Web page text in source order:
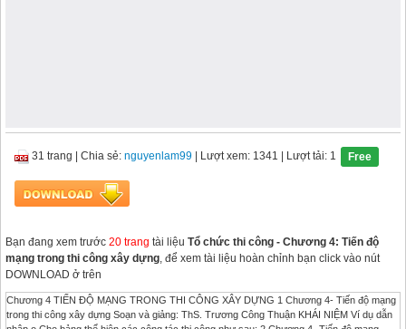
31 trang Chia sẻ: nguyenlam99 | Lượt xem: 1341 | Lượt tải: 1 Free
Bạn đang xem trước 20 trang tài liệu Tổ chức thi công - Chương 4: Tiến độ
mạng trong thi công xây dựng, để xem tài liệu hoàn chỉnh bạn click vào nút
DOWNLOAD ở trên
Chương 4 TIẾN ĐỘ MẠNG TRONG THI CÔNG XÂY DỰNG 1 Chương 4- Tiến độ mạng
trong thi công xây dựng Soạn và giảng: ThS. Trương Công Thuận KHÁI NIỆM Ví dụ dẫn